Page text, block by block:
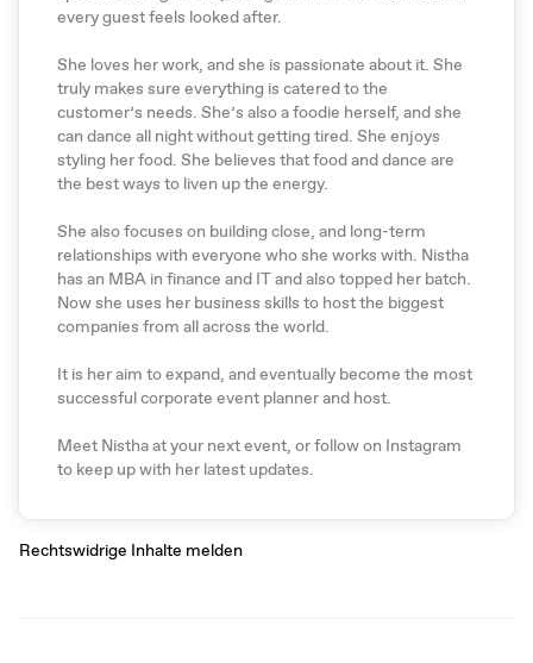
every guest feels looked after.
She loves her work, and she is passionate about it. She
truly makes sure everything is catered to the
customer’s needs. She’s also a foodie herself, and she
can dance all night without getting tired. She enjoys
styling her food. She believes that food and dance are
the best ways to liven up the energy.
She also focuses on building close, and long-term
relationships with everyone who she works with. Nistha
has an MBA in finance and IT and also topped her batch.
Now she uses her business skills to host the biggest
companies from all across the world.
It is her aim to expand, and eventually become the most
successful corporate event planner and host.
Meet Nistha at your next event, or follow on Instagram
to keep up with her latest updates.
Rechtswidrige Inhalte melden